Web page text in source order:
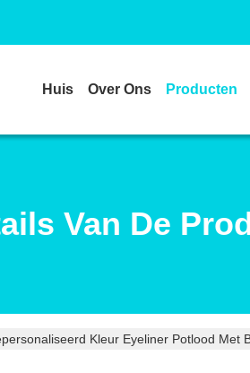
Huis Over Ons Producten
Van De
Kleur Eyeliner Potlood Met